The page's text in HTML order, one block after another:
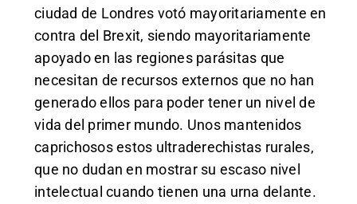
ciudad de Londres votó mayoritariamente en
contra del Brexit, siendo mayoritariamente
apoyado en las regiones parásitas que
necesitan de recursos externos que no han
generado ellos para poder tener un nivel de
vida del primer mundo. Unos mantenidos
caprichosos estos ultraderechistas rurales,
que no dudan en mostrar su escaso nivel
intelectual cuando tienen una urna delante.